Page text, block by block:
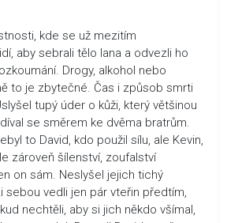
kde se už mezitím
aby sebrali tělo Iana a odvezli ho
Drogy, alkohol nebo
to je zbytečné. Čas i způsob smrti
tupý úder o kůži, který většinou
se směrem ke dvěma bratrům.
to David, kdo použil sílu, ale Kevin,
zároveň šílenství, zoufalství
on sám. Neslyšel jejich tichý
sebou vedli jen pár vteřin předtím,
nechtěli, aby si jich někdo všímal,